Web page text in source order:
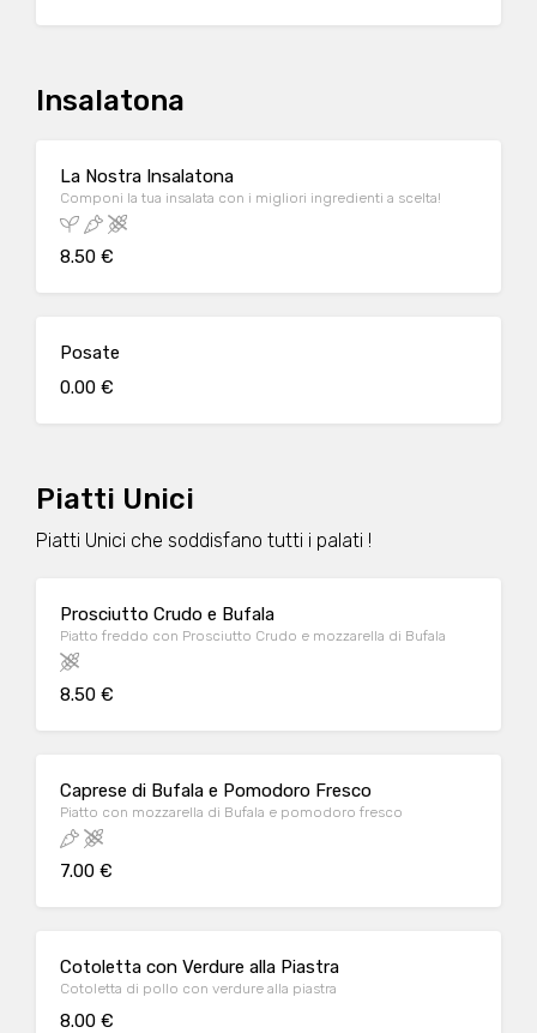
Insalatona
La Nostra Insalatona
Componi la tua insalata con i migliori ingredienti a scelta!
8.50 €
Posate
0.00 €
Piatti Unici
Piatti Unici che soddisfano tutti i palati !
Prosciutto Crudo e Bufala
Piatto freddo con Prosciutto Crudo e mozzarella di Bufala
8.50 €
Caprese di Bufala e Pomodoro Fresco
Piatto con mozzarella di Bufala e pomodoro fresco
7.00 €
Cotoletta con Verdure alla Piastra
Cotoletta di pollo con verdure alla piastra
8.00 €